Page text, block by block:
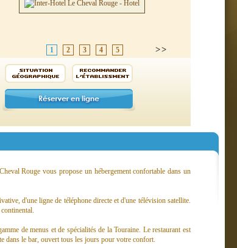
1 2 3 4 5
Rouge vous propose un hébergement confortable dans un
d'une ligne de téléphone directe et d'une télévision satellite.
de menus et de spécialités de la Touraine. Le restaurant est
dans le bar, ouvert tous les jours pour votre confort.